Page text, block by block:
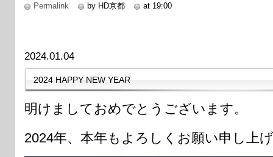
Permalink by HD京都 at 19:00
2024.01.04
2024 HAPPY NEW YEAR
明けましておめでとうございます。
2024年、本年もよろしくお願い申し上